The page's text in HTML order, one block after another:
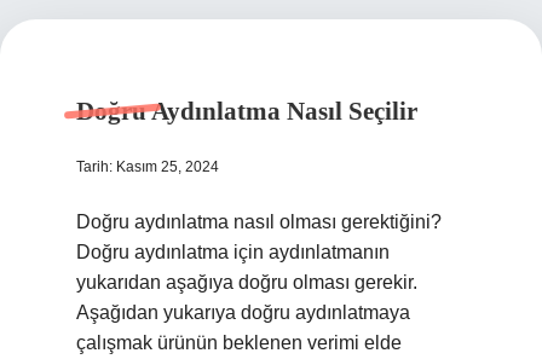
Doğru Aydınlatma Nasıl Seçilir
Tarih: Kasım 25, 2024
Doğru aydınlatma nasıl olması gerektiğini?
Doğru aydınlatma için aydınlatmanın
yukarıdan aşağıya doğru olması gerekir.
Aşağıdan yukarıya doğru aydınlatmaya
çalışmak ürünün beklenen verimi elde